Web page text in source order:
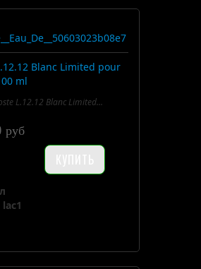
Blanc Limited pour
ml
L.12.12 Blanc Limited...
руб